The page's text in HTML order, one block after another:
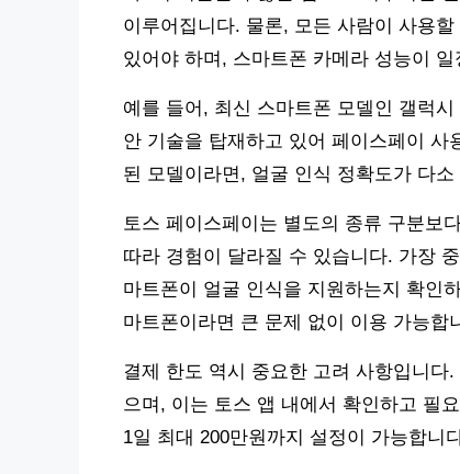
이루어집니다. 물론, 모든 사람이 사용
있어야 하며, 스마트폰 카메라 성능이
예를 들어, 최신 스마트폰 모델인 갤럭
안 기술을 탑재하고 있어 페이스페이
된 모델이라면, 얼굴 인식 정확도가 다
토스 페이스페이는 별도의 종류 구분보
따라 경험이 달라질 수 있습니다. 가장
마트폰이 얼굴 인식을 지원하는지 확인
마트폰이라면 큰 문제 없이 이용 가능합
결제 한도 역시 중요한 고려 사항입니
으며, 이는 토스 앱 내에서 확인하고 필
1일 최대 200만원까지 설정이 가능합니